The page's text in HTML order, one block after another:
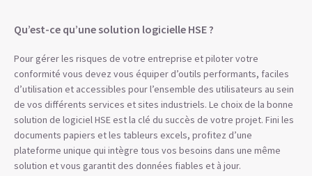
Qu’est-ce qu’une solution logicielle HSE ?
Pour gérer les risques de votre entreprise et piloter votre
conformité vous devez vous équiper d’outils performants, faciles
d’utilisation et accessibles pour l’ensemble des utilisateurs au sein
de vos différents services et sites industriels. Le choix de la bonne
solution de logiciel HSE est la clé du succès de votre projet. Fini les
documents papiers et les tableurs excels, profitez d’une
plateforme unique qui intègre tous vos besoins dans une même
solution et vous garantit des données fiables et à jour.